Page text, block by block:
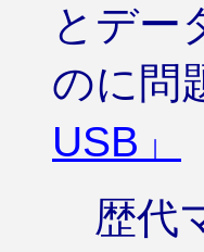
とデー
のに問
USB」
歴代